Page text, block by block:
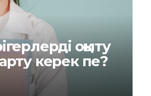
оқыту
керек пе?